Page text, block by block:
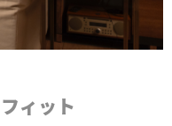
フィット